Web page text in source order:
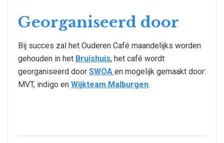
Georganiseerd door
Bij succes zal het Ouderen Café maandelijks worden
gehouden in het Bruishuis, het café wordt
georganiseerd door SWOA en mogelijk gemaakt door:
MVT, indigo en Wijkteam Malburgen.